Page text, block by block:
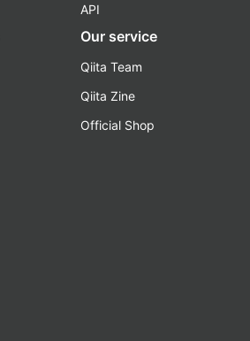
API
Our service
Qiita Team
Qiita Zine
Official Shop